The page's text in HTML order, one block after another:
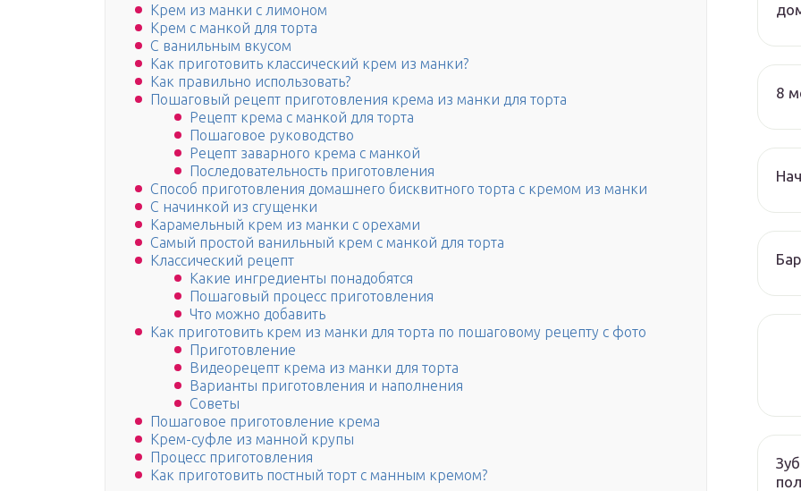
Крем из манки с лимоном
Крем с манкой для торта
С ванильным вкусом
Как приготовить классический крем из манки?
Как правильно использовать?
Пошаговый рецепт приготовления крема из манки для торта
Рецепт крема с манкой для торта
Пошаговое руководство
Рецепт заварного крема с манкой
Последовательность приготовления
Способ приготовления домашнего бисквитного торта с кремом из манки
С начинкой из сгущенки
Карамельный крем из манки с орехами
Самый простой ванильный крем с манкой для торта
Классический рецепт
Какие ингредиенты понадобятся
Пошаговый процесс приготовления
Что можно добавить
Как приготовить крем из манки для торта по пошаговому рецепту с фото
Приготовление
Видеорецепт крема из манки для торта
Варианты приготовления и наполнения
Советы
Пошаговое приготовление крема
Крем-суфле из манной крупы
Процесс приготовления
Как приготовить постный торт с манным кремом?
8